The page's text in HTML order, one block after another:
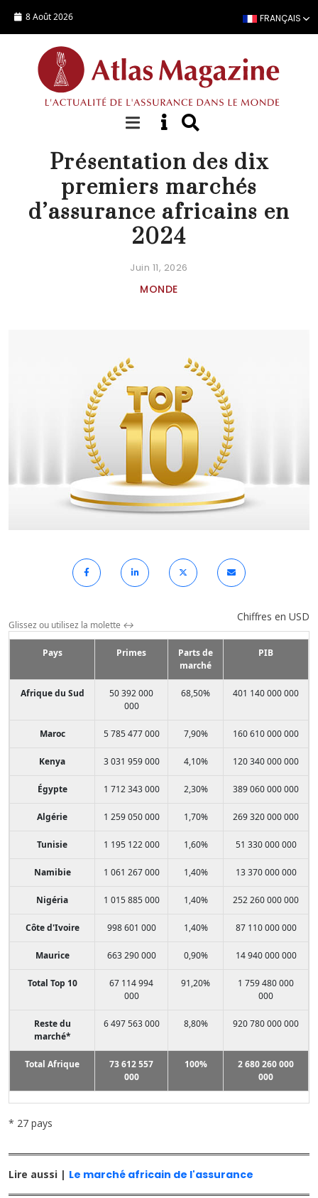
8 Août 2026 FRANÇAIS
FOCUS
Présentation des dix
premiers marchés
d’assurance africains en
2024
Juin 11, 2026
MONDE
Chiffres en USD
Glissez ou utilisez la molette ↔
Pays Primes
Parts de
marché
PIB
Afrique du Sud
50 392 000
000
68,50% 401 140 000 000
Maroc 5 785 477 000 7,90% 160 610 000 000
Kenya 3 031 959 000 4,10% 120 340 000 000
Égypte 1 712 343 000 2,30% 389 060 000 000
Algérie 1 259 050 000 1,70% 269 320 000 000
Tunisie 1 195 122 000 1,60% 51 330 000 000
Namibie 1 061 267 000 1,40% 13 370 000 000
Nigéria 1 015 885 000 1,40% 252 260 000 000
Côte d'Ivoire 998 601 000 1,40% 87 110 000 000
Maurice 663 290 000 0,90% 14 940 000 000
Total Top 10
67 114 994
000
91,20%
1 759 480 000
000
Reste du
marché*
6 497 563 000 8,80% 920 780 000 000
Total Afrique
73 612 557
000
100%
2 680 260 000
000
* 27 pays
Lire aussi | Le marché africain de l'assurance